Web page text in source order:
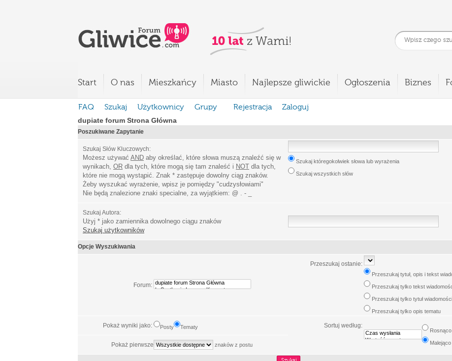
Start O nas Mieszkańcy Miasto Najlepsze gliwickie Ogłoszenia Biznes
FAQ Szukaj Użytkownicy Grupy Rejestracja
Zaloguj
dupiate forum Strona Główna
Poszukiwane Zapytanie
Szukaj Słów Kluczowych:
Możesz używać AND aby określać, które słowa muszą znaleźć się w
wynikach, OR dla tych, które mogą się tam znaleść i NOT dla tych,
które nie mogą wystąpić. Znak * zastępuje dowolny ciąg znaków.
Żeby wyszukać wyrażenie, wpisz je pomiędzy "cudzysłowiami"
Nie będą znalezione znaki specialne, za wyjątkiem: @ . - _
Szukaj któregokolwiek słowa lub wyrażenia
Szukaj wszystkich słów
Szukaj Autora:
Użyj * jako zamiennika dowolnego ciągu znaków
Szukaj użytkowników
Opcje Wyszukiwania
Forum:
Przeszukaj ostanie:
Przeszukaj tytuł, opis i tekst
Przeszukaj tylko tekst
Przeszukaj tylko tytuł wiadomości
Przeszukaj tylko opis tematu
Pokaż wyniki jako: Posty Tematy Sortuj według:
Rosnąco
Malejąco
Pokaż pierwsze znaków z postu